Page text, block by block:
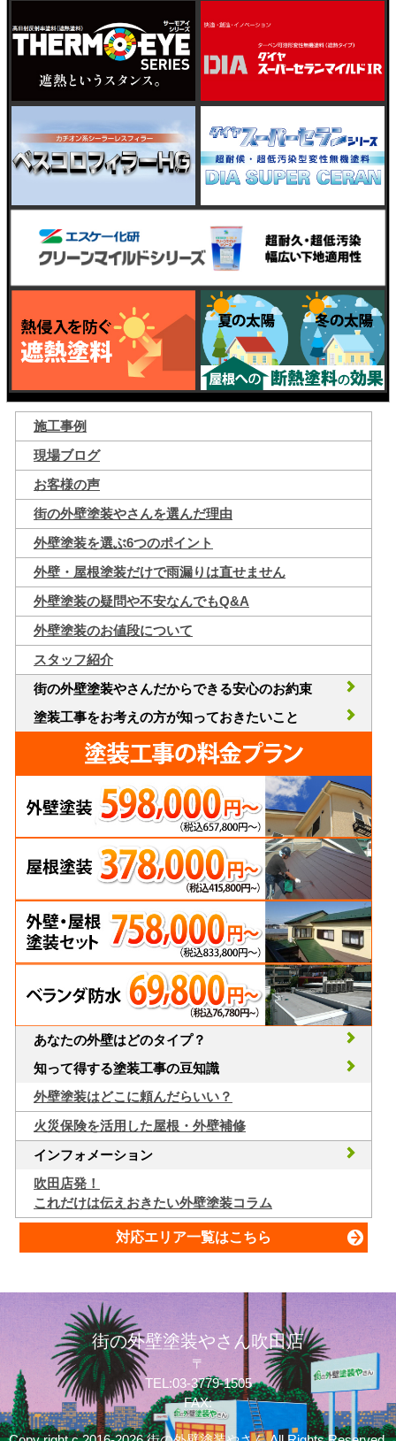
施工事例
現場ブログ
お客様の声
街の外壁塗装やさんを選んだ理由
外壁塗装を選ぶ6つのポイント
外壁・屋根塗装だけで雨漏りは直せません
外壁塗装の疑問や不安なんでもQ&A
外壁塗装のお値段について
スタッフ紹介
街の外壁塗装やさんだからできる安心のお約束
塗装工事をお考えの方が知っておきたいこと
あなたの外壁はどのタイプ？
知って得する塗装工事の豆知識
外壁塗装はどこに頼んだらいい？
火災保険を活用した屋根・外壁補修
インフォメーション
吹田店発！
これだけは伝えおきたい外壁塗装コラム
対応エリア一覧はこちら
街の外壁塗装やさん吹田店
〒
TEL:03-3779-1505
FAX: